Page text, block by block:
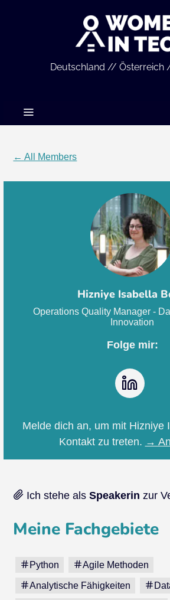
Deutschland // Österreich
← All Members
Hizniye Isabella
Operations Quality Manager -
Innovation
Folge mir:
Melde dich an, um mit Hizniye
Kontakt zu treten. →
Ich stehe alsSpeakerin zur
Meine Fachgebiete
Python Agile Methoden
Analytische Fähigkeiten